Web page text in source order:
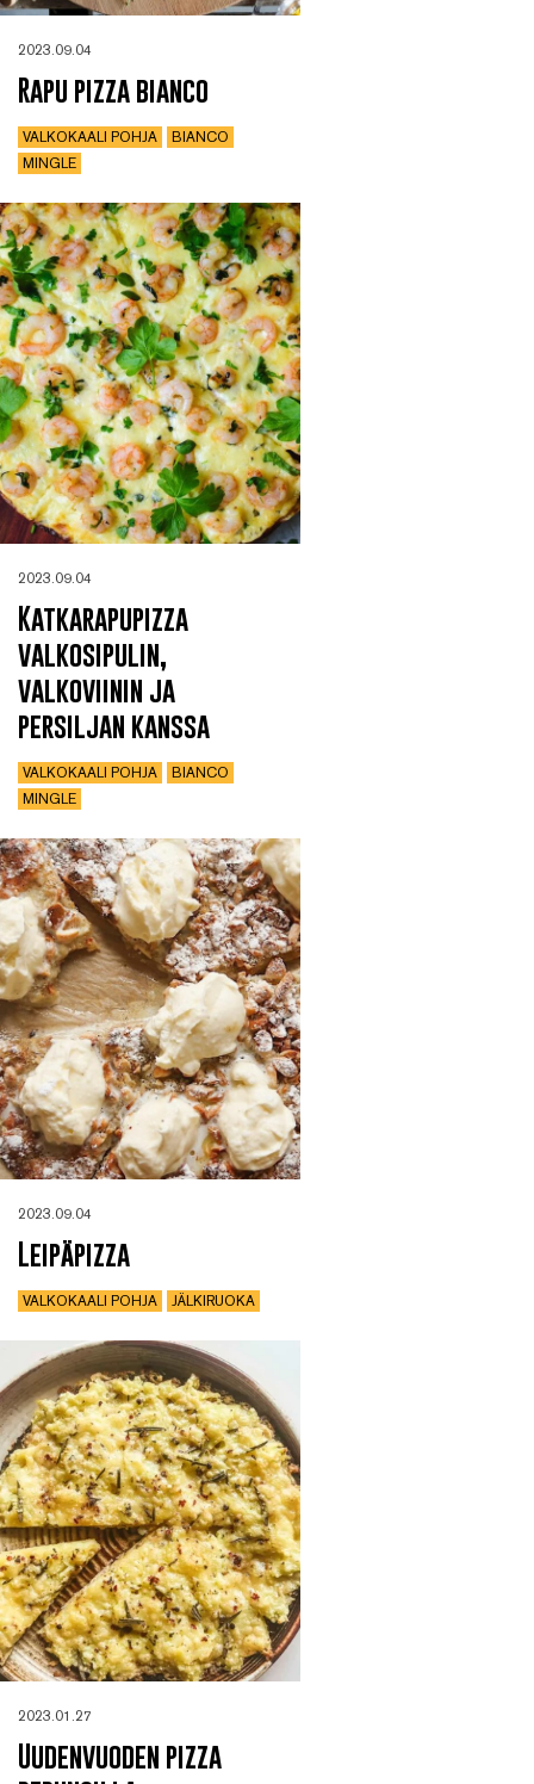
2023.09.04
Rapu pizza bianco
VALKOKAALI POHJA
BIANCO
MINGLE
2023.09.04
Katkarapupizza
valkosipulin,
valkoviinin ja
persiljan kanssa
VALKOKAALI POHJA
BIANCO
MINGLE
2023.09.04
Leipäpizza
VALKOKAALI POHJA JÄLKIRUOKA
2023.01.27
Uudenvuoden pizza